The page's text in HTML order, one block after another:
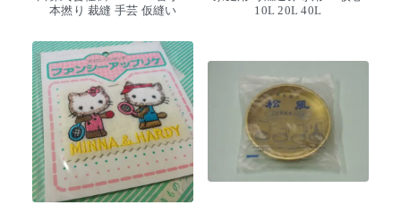
本撚り 裁縫 手芸 仮縫い
10L 20L 40L